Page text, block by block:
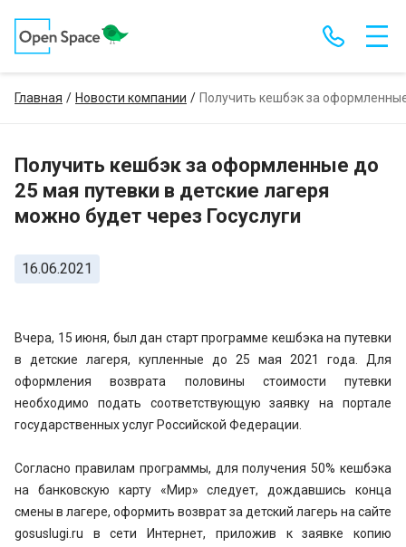
Главная Новости компании Получить кешбэк за
Получить кешбэк за оформленные до
25 мая путевки в детские лагеря
можно будет через Госуслуги
16.06.2021
Вчера, 15 июня, был дан старт программе кешбэка на путевки
в детские лагеря, купленные до 25 мая 2021 года. Для
оформления возврата половины стоимости путевки
необходимо подать соответствующую заявку на портале
государственных услуг Российской Федерации.
Согласно правилам программы, для получения 50% кешбэка
на банковскую карту «Мир» следует, дождавшись конца
смены в лагере, оформить возврат за детский лагерь на сайте
gosuslugi.ru в сети Интернет, приложив к заявке копию